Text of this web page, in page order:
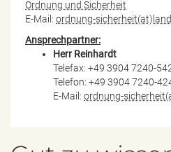
Ordnung und Sicherheit
E-Mail: ordnung-
Ansprechpartner:
Herr Reinhardt
Telefax: +49 3904 7240-
Telefon: +49 3904 7240-
E-Mail: ordnung-